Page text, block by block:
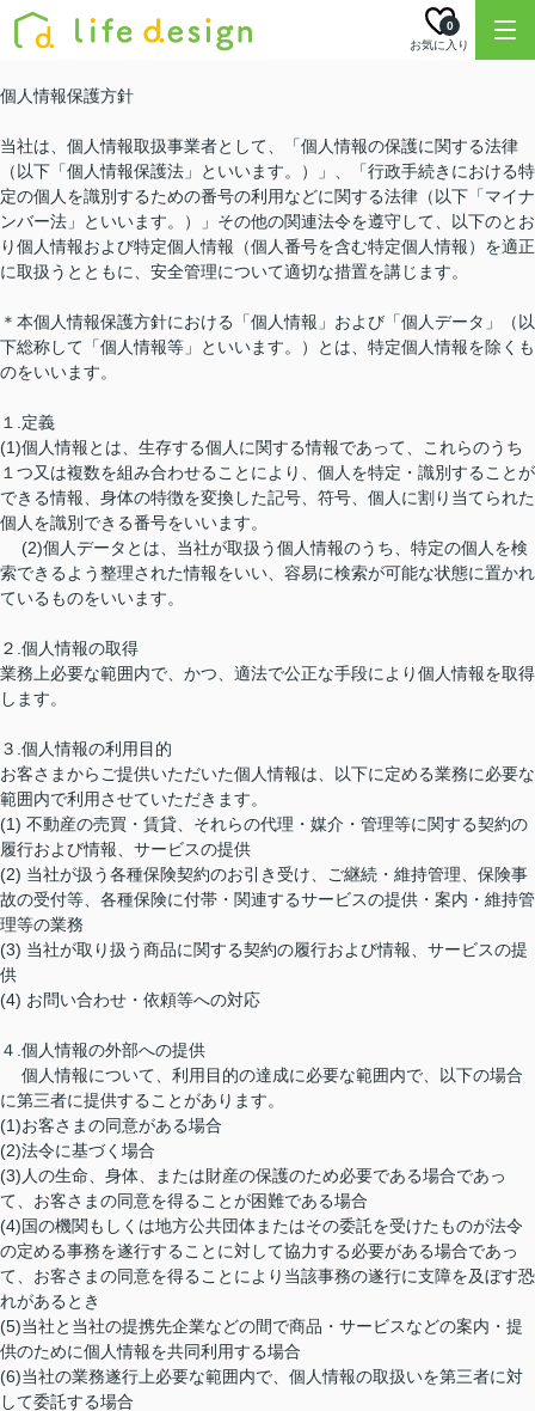
お気に入り
0
個人情報保護方針
当社は、個人情報取扱事業者として、「個人情報の保護に関する法律
（以下「個人情報保護法」といいます。）」、「行政手続きにおける特
定の個人を識別するための番号の利用などに関する法律（以下「マイナ
ンバー法」といいます。）」その他の関連法令を遵守して、以下のとお
り個人情報および特定個人情報（個人番号を含む特定個人情報）を適正
に取扱うとともに、安全管理について適切な措置を講じます。
＊本個人情報保護方針における「個人情報」および「個人データ」（以
下総称して「個人情報等」といいます。）とは、特定個人情報を除くも
のをいいます。
１.定義
(1)個人情報とは、生存する個人に関する情報であって、これらのうち
１つ又は複数を組み合わせることにより、個人を特定・識別することが
できる情報、身体の特徴を変換した記号、符号、個人に割り当てられた
個人を識別できる番号をいいます。
(2)個人データとは、当社が取扱う個人情報のうち、特定の個人を検
索できるよう整理された情報をいい、容易に検索が可能な状態に置かれ
ているものをいいます。
２.個人情報の取得
業務上必要な範囲内で、かつ、適法で公正な手段により個人情報を取得
します。
３.個人情報の利用目的
お客さまからご提供いただいた個人情報は、以下に定める業務に必要な
範囲内で利用させていただきます。
(1) 不動産の売買・賃貸、それらの代理・媒介・管理等に関する契約の
履行および情報、サービスの提供
(2) 当社が扱う各種保険契約のお引き受け、ご継続・維持管理、保険事
故の受付等、各種保険に付帯・関連するサービスの提供・案内・維持管
理等の業務
(3) 当社が取り扱う商品に関する契約の履行および情報、サービスの提
供
(4) お問い合わせ・依頼等への対応
４.個人情報の外部への提供
個人情報について、利用目的の達成に必要な範囲内で、以下の場合
に第三者に提供することがあります。
(1)お客さまの同意がある場合
(2)法令に基づく場合
(3)人の生命、身体、または財産の保護のため必要である場合であっ
て、お客さまの同意を得ることが困難である場合
(4)国の機関もしくは地方公共団体またはその委託を受けたものが法令
の定める事務を遂行することに対して協力する必要がある場合であっ
て、お客さまの同意を得ることにより当該事務の遂行に支障を及ぼす恐
れがあるとき
(5)当社と当社の提携先企業などの間で商品・サービスなどの案内・提
供のために個人情報を共同利用する場合
(6)当社の業務遂行上必要な範囲内で、個人情報の取扱いを第三者に対
して委託する場合